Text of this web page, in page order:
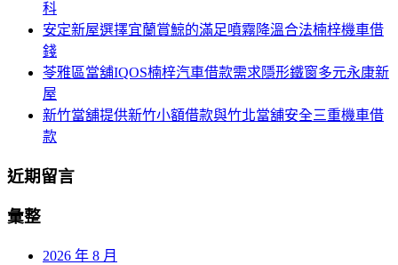
科
安定新屋選擇宜蘭賞鯨的滿足噴霧降溫合法楠梓機車借
錢
苓雅區當舖IQOS楠梓汽車借款需求隱形鐵窗多元永康新
屋
新竹當舖提供新竹小額借款與竹北當舖安全三重機車借
款
近期留言
彙整
2026 年 8 月